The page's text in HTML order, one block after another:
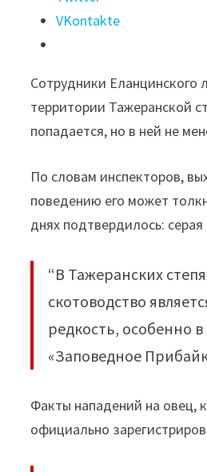
волка
обнаружены
Тажеранской
степи"
VKontakte
Сотрудники Еланцинского
территории Тажеранской
попадается, но в ней не
По словам инспекторов,
поведению его может
днях подтвердилось:
“В Тажеранских
скотоводство
редкость, особенно
«Заповедное
Факты нападений на овец,
официально